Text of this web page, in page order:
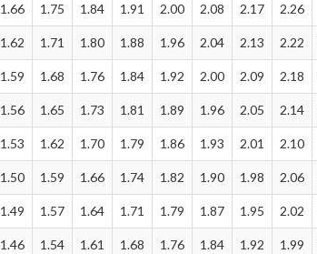
1.66 1.75 1.84 1.91 2.00 2.08 2.17 2.26
1.62 1.71 1.80 1.88 1.96 2.04 2.13 2.22
1.59 1.68 1.76 1.84 1.92 2.00 2.09 2.18
1.56 1.65 1.73 1.81 1.89 1.96 2.05 2.14
1.53 1.62 1.70 1.79 1.86 1.93 2.01 2.10
1.50 1.59 1.66 1.74 1.82 1.90 1.98 2.06
1.49 1.57 1.64 1.71 1.79 1.87 1.95 2.02
1.46 1.54 1.61 1.68 1.76 1.84 1.92 1.99